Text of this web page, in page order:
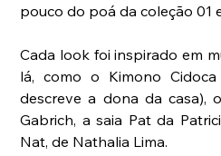
pouco do poá da coleção 01
Cada look foi inspirado em
lá, como o Kimono
descreve a dona da casa),
Gabrich, a saia Pat da
Nat, de Nathalia Lima.